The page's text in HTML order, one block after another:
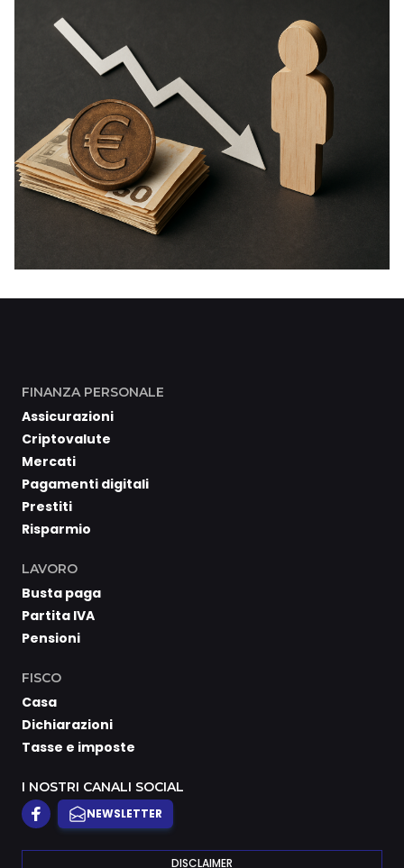
FINANZA PERSONALE
Assicurazioni
Criptovalute
Mercati
Pagamenti digitali
Prestiti
Risparmio
LAVORO
Busta paga
Partita IVA
Pensioni
FISCO
Casa
Dichiarazioni
Tasse e imposte
I NOSTRI CANALI SOCIAL
NEWSLETTER
DISCLAIMER